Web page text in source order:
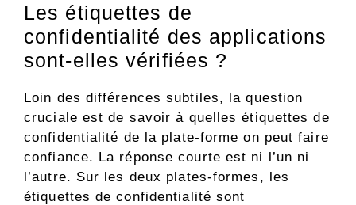
Les étiquettes de
confidentialité des applications
sont-elles vérifiées ?
Loin des différences subtiles, la question
cruciale est de savoir à quelles étiquettes de
confidentialité de la plate-forme on peut faire
confiance. La réponse courte est ni l’un ni
l’autre. Sur les deux plates-formes, les
étiquettes de confidentialité sont